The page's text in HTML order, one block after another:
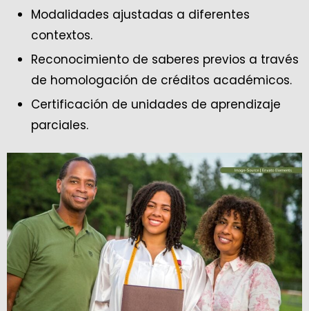
Modalidades ajustadas a diferentes
contextos.
Reconocimiento de saberes previos a través
de homologación de créditos académicos.
Certificación de unidades de aprendizaje
parciales.